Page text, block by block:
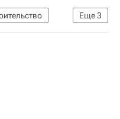
Еще3